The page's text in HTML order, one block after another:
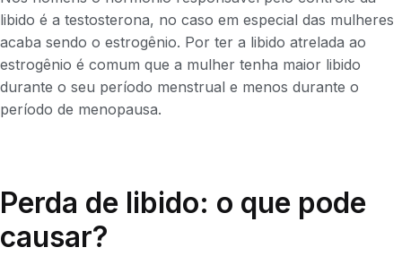
libido é a testosterona, no caso em especial das mulheres
acaba sendo o estrogênio. Por ter a libido atrelada ao
estrogênio é comum que a mulher tenha maior libido
durante o seu período menstrual e menos durante o
período de menopausa.
Perda de libido: o que pode
causar?